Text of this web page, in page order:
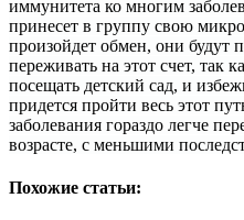
иммунитета ко многим
принесет в группу свою
произойдет обмен, они будут
переживать на этот счет, так
посещать детский сад, и
придется пройти весь этот
заболевания гораздо легче
возрасте, с меньшими
Похожие статьи: